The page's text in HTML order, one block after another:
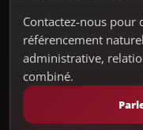
Contactez-nous pour
référencement
administrative,
combiné.